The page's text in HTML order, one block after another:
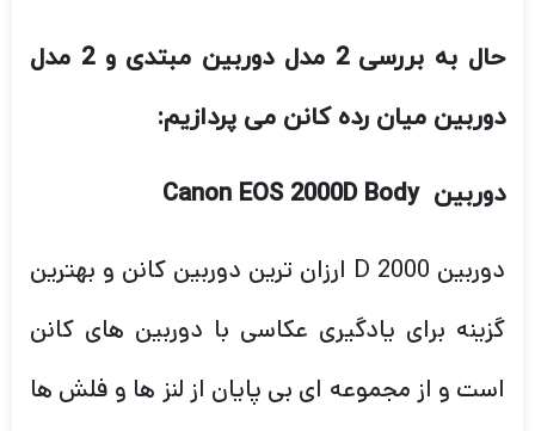
حال به بررسی 2 مدل دوربین مبتدی و 2 مدل
دوربین میان رده کانن می پردازیم:
دوربین Canon EOS 2000D Body
دوربین 2000 D ارزان ترین دوربین کانن و بهترین
گزینه برای یادگیری عکاسی با دوربین های کانن
است و از مجموعه ای بی پایان از لنز ها و فلش ها